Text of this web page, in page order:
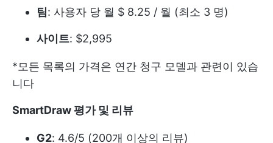
팀: 사용자 당 월 $ 8.25 / 월 (최소 3 명)
사이트: $2,995
*모든 목록의 가격은 연간 청구 모델과 관련이 있습
니다
SmartDraw 평가 및 리뷰
G2: 4.6/5 (200개 이상의 리뷰)